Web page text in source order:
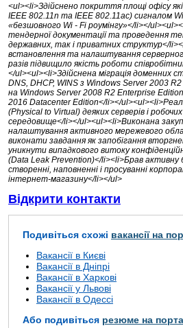
<ul><li>Здійснено покриття площі офісу
IEEE 802.11n та IEEE 802.11ac) сигналом
«безшовного Wi - Fi роумінгу»</li></
тендерної документації та проведення
державних, так і приватних структур</
встановлення та налаштування
разів підвищило якість роботи
</ul><ul><li>Здійснена міграція доменних
DNS, DHCP, WINS з Windows Server 2003
на Windows Server 2008 R2 Enterprise
2016 Datacenter Edition</li></
(Physical to Virtual) деяких серверів і
середовище</li></ul><ul><li>Виконана
налаштування активного мережевого
виконати завдання як запобігання
уникнути випадкового витоку
(Data Leak Prevention)</li><li>Брав активну
створенні, наповненні і просуванні
інтернет-магазину</li></ul>
Відкрити контакти
Подивіться схожі вакансії на
Вакансії в Києві
Вакансії в Дніпрі
Вакансії в Харкові
Вакансії у Львові
Вакансії в Одессі
Або подивіться резюме на